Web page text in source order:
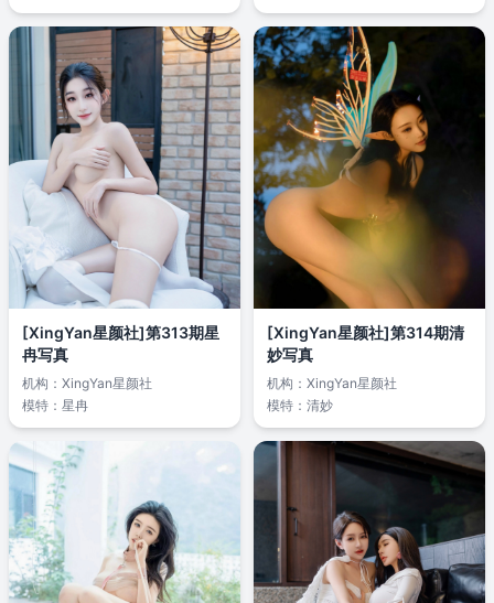
[XingYan星颜社]第313期星
冉写真
机构： XingYan星颜社
模特： 星冉
[XingYan星颜社]第314期清
妙写真
机构： XingYan星颜社
模特： 清妙